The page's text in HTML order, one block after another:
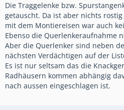
Die Traggelenke bzw.
getauscht. Da ist aber nichts
mit dem Montiereisen war auch
Ebenso die Querlenkeraufnahme
Aber die Querlenker sind neben
nächsten Verdächtigen auf der
Es ist nur seltsam das die
Radhäusern kommen abhängig
nach aussen eingeschlagen ist.